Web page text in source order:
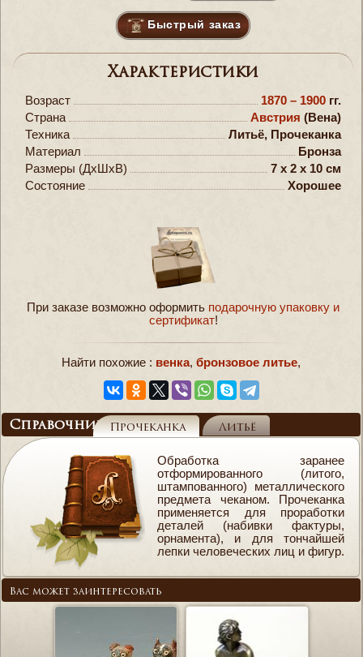
Быстрый заказ
Характеристики
Возраст 1870 – 1900 гг.
Страна
Австрия (Вена)
Техника
Литьё, Прочеканка
Материал
Бронза
Размеры (ДxШxВ)
7 x 2 x 10 см
Состояние
Хорошее
При заказе возможно оформить подарочную упаковку и
сертификат!
Найти похожие : венка, бронзовое литье,
Справочник Прочеканка Литьё
Обработка заранее
отформированного (литого,
штампованного) металлического
предмета чеканом. Прочеканка
применяется для проработки
деталей (набивки фактуры,
орнамента), и для тончайшей
лепки человеческих лиц и фигур.
Вас может заинтересовать